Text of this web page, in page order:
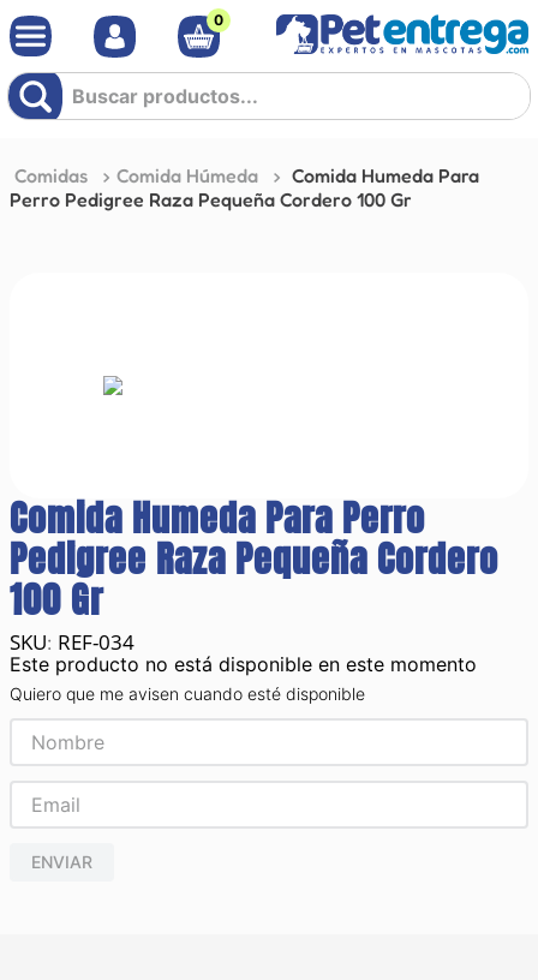
0
Buscar productos...
Comidas Comida Húmeda
Comida Humeda Para
Perro Pedigree Raza Pequeña Cordero 100 Gr
Comida Humeda Para Perro
Pedigree Raza Pequeña Cordero
100 Gr
: REF-034
Este producto no está disponible en este momento
Quiero que me avisen cuando esté disponible
ENVIAR